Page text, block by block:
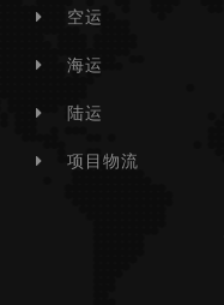
空运
海运
陆运
项目物流